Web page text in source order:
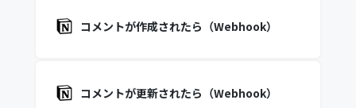
コメントが作成されたら（Webhook）
コメントが更新されたら（Webhook）